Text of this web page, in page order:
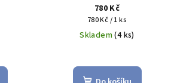
780 Kč
Měrná
cena:
780 Kč / 1 ks
Skladem(4 ks)